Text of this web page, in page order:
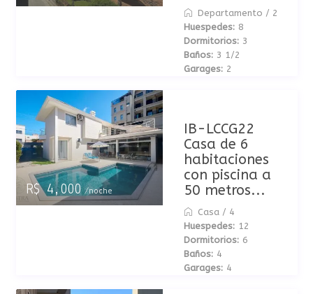
Departamento / 2
Huespedes: 8
Dormitorios: 3
Baños: 3 1/2
Garages: 2
R$ 4,000/noche
IB-LCCG22
Casa de 6
habitaciones
con piscina a
50 metros...
Casa/ 4
Huespedes: 12
Dormitorios: 6
Baños: 4
Garages: 4